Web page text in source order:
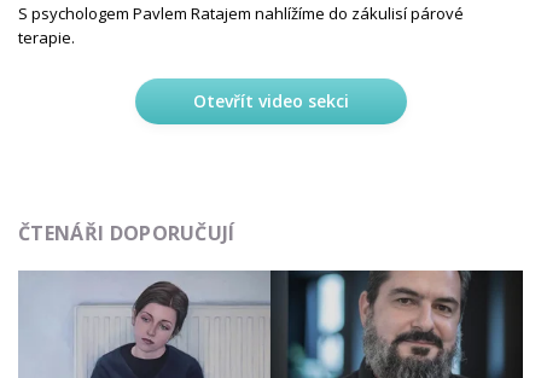
S psychologem Pavlem Ratajem nahlížíme do zákulisí párové
terapie.
Otevřít video sekci
ČTENÁŘI DOPORUČUJÍ